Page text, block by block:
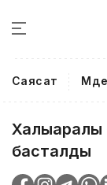
Саясат
басталды